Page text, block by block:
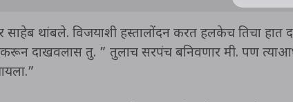
थांबले. विजयाशी हस्तालोंदन करत हलकेच तिचा हात
करून दाखवलास तु. ” तुलाच सरपंच बनिवणार मी. पण